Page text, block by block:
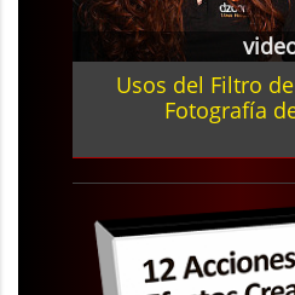
Usos del Filtro
Fotografía